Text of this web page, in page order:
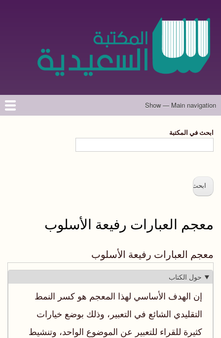
الرئيسي
Main
Show — Main navigation
الرئيسية
المؤلفون
تواصل معنا
حول الموقع
ابحث في المكتبة
معجم العبارات رفيعة الأسلوب
معجم العبارات رفيعة الأسلوب
حول الكتاب
إن الهدف الأساسي لهذا المعجم هو كسر النمط
التقليدي الشائع في التعبير، وذلك بوضع خيارات
كثيرة للقراء للتعبير عن الموضوع الواحد، وتنشيط